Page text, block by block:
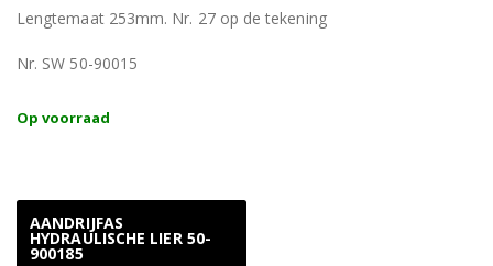
Lengtemaat 253mm. Nr. 27 op de tekening
Nr. SW 50-90015
Op voorraad
AANDRIJFAS
HYDRAULISCHE LIER 50-
900185